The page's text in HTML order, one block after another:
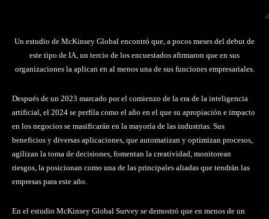
Un estudio de McKinsey Global encontró que, a pocos meses del debut de
este tipo de IA, un tercio de los encuestados afirmaron que en sus
organizaciones la aplican en al menos una de sus funciones empresariales.
Después de un 2023 marcado por el comienzo de la era de la inteligencia
artificial, el 2024 se perfila como el año en el que su apropiación e impacto
en los negocios se masificarán en la mayoría de las industrias. Sus
beneficios y diversas aplicaciones, que automatizan y optimizan procesos,
agilizan la toma de decisiones, fomentan la creatividad, monitorean
riesgos, la posicionan como una de las principales aliadas que tendrán las
empresas para este año.
En el estudio McKinsey Global Survey se demostró que en menos de un